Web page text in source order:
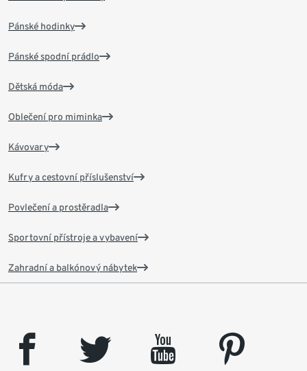
Pánské hodinky
Pánské spodní prádlo
Dětská móda
Oblečení pro miminka
Kávovary
Kufry a cestovní příslušenství
Povlečení a prostěradla
Sportovní přístroje a vybavení
Zahradní a balkónový nábytek
facebook twitter youtube
pinterest